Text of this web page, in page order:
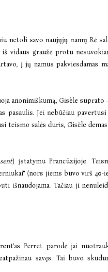
netoli savo naujųjų namų Rė
vidaus graužė protu
į jų namus pakviesdamas
anonimiškumą, Gisèle suprato
pasaulis. Jei nebūčiau
teismo salės duris, Gisèle
) įstatymu Prancūzijoje.
(nors jiems buvo virš 40-
išnaudojama. Tačiau ji
Perret parodė jai
savęs. Tai buvo